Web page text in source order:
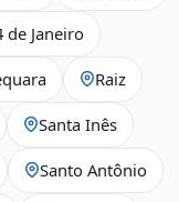
de Janeiro
Raiz
Santa Inês
Santo Antônio